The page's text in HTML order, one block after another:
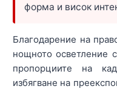
форма и висок
Благодарение на
нощното осветление
пропорциите на
избягване на